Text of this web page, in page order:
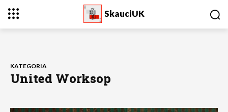
SkauciUK
KATEGORIA
United Worksop